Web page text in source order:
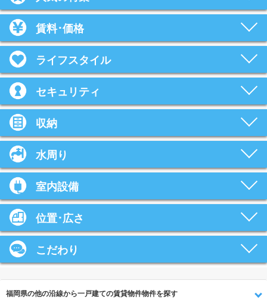
賃料･価格
ライフスタイル
セキュリティ
収納
水周り
室内設備
位置･広さ
こだわり
福岡県の他の沿線から一戸建ての賃貸物件物件を探す